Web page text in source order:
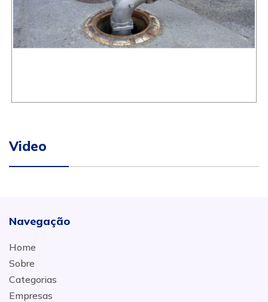
Video
Navegação
Home
Sobre
Categorias
Empresas